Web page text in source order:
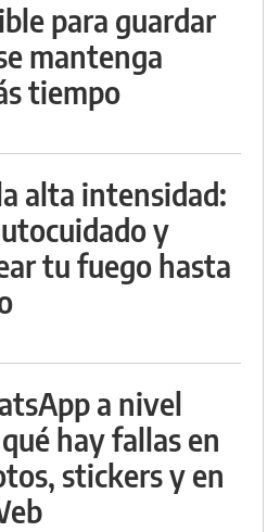
para guardar
mantenga
tiempo
alta intensidad:
y
tu fuego hasta
a nivel
hay fallas en
stickers y en